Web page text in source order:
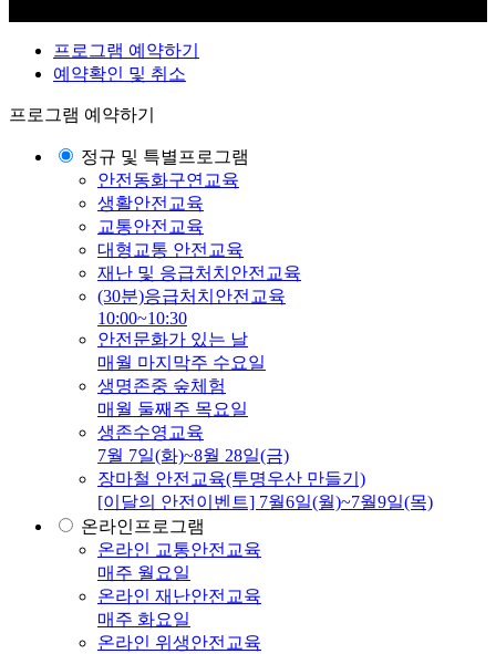
프로그램 예약하기
예약확인 및 취소
프로그램 예약하기
정규 및 특별프로그램
안전동화구연교육
생활안전교육
교통안전교육
대형교통 안전교육
재난 및 응급처치안전교육
(30분)응급처치안전교육
10:00~10:30
안전문화가 있는 날
매월 마지막주 수요일
생명존중 숲체험
매월 둘째주 목요일
생존수영교육
7월 7일(화)~8월 28일(금)
장마철 안전교육(투명우산 만들기)
[이달의 안전이벤트] 7월6일(월)~7월9일(목)
온라인프로그램
온라인 교통안전교육
매주 월요일
온라인 재난안전교육
매주 화요일
온라인 위생안전교육